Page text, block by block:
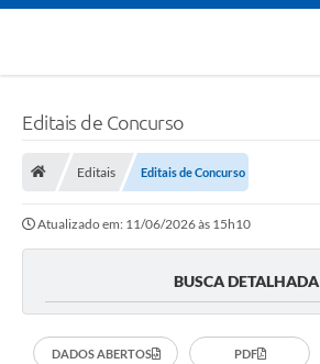
Editais de Concurso
Editais Editais de Concurso
Atualizado em: 11/06/2026 às 15h10
BUSCA DETALHADA
DADOS ABERTOS PDF